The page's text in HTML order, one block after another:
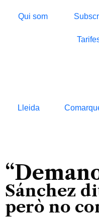
Qui som
Lleida
Sánchez
però no